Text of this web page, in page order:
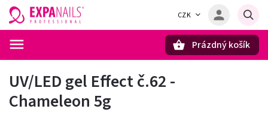
CZK
Prázdný košík
UV/LED gel Effect č.62 -
Chameleon 5g